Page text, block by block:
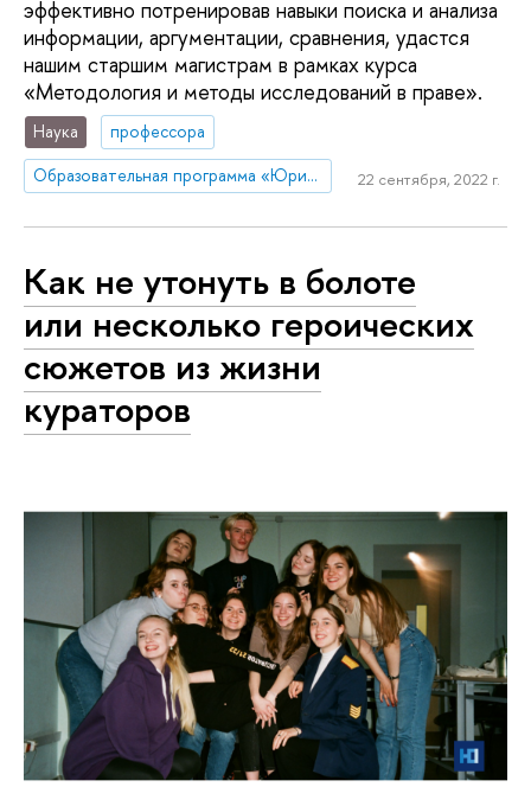
эффективно потренировав навыки поиска и анализа
информации, аргументации, сравнения, удастся
нашим старшим магистрам в рамках курса
«Методология и методы исследований в праве».
Наука
профессора
Образовательная программа «Юриспруденция»
22 сентября, 2022 г.
Как не утонуть в болоте
или несколько героических
сюжетов из жизни
кураторов